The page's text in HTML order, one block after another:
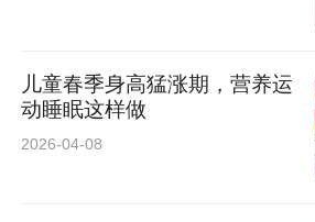
儿童春季身高猛涨期，营养运
动睡眠这样做
2026-04-08